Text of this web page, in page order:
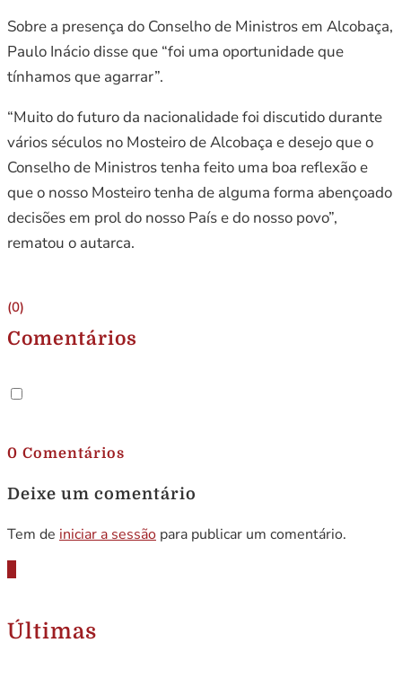
Sobre a presença do Conselho de Ministros em Alcobaça,
Paulo Inácio disse que “foi uma oportunidade que
tínhamos que agarrar”.
“Muito do futuro da nacionalidade foi discutido durante
vários séculos no Mosteiro de Alcobaça e desejo que o
Conselho de Ministros tenha feito uma boa reflexão e
que o nosso Mosteiro tenha de alguma forma abençoado
decisões em prol do nosso País e do nosso povo”,
rematou o autarca.
(0)
Comentários
0 Comentários
Deixe um comentário
Tem de iniciar a sessão para publicar um comentário.
Últimas